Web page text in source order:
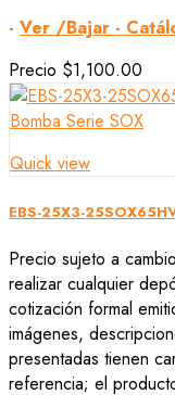
- Ver /Bajar -
Precio $1,100.00
Quick view
EBS-25X3-
Precio sujeto a
realizar cualquier
cotización formal
imágenes,
presentadas tienen
referencia; el